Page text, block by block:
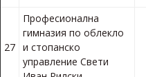
27
Професионална
гимназия по облекло
и стопанско
управление Свети